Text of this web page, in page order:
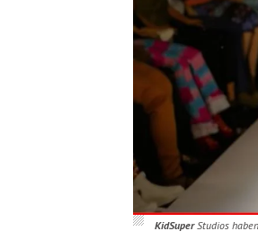
KidSuperStudios